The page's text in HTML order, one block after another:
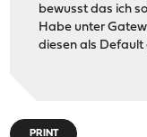
bewusst das ich
Habe unter
diesen als Default
PRINT